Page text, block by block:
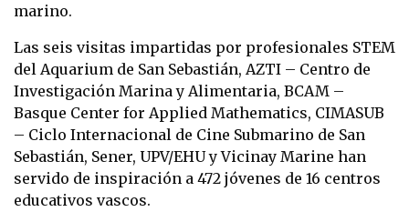
marino.
Las seis visitas impartidas por profesionales STEM
del Aquarium de San Sebastián, AZTI – Centro de
Investigación Marina y Alimentaria, BCAM –
Basque Center for Applied Mathematics, CIMASUB
– Ciclo Internacional de Cine Submarino de San
Sebastián, Sener, UPV/EHU y Vicinay Marine han
servido de inspiración a 472 jóvenes de 16 centros
educativos vascos.